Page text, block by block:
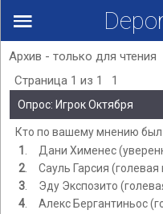
Архив - только для чтения
Страница 1 из 1 1
Опрос: Игрок Октября
Кто по вашему мнению
1
Дани Хименес
2.
Сауль Гарсия (голевая
3
Эду Экспозито
4
Алекс Бергантиньос